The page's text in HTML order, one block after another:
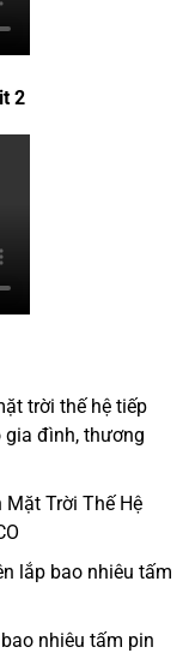
2
trời thế hệ tiếp
gia đình, thương
Mặt Trời Thế Hệ
lắp bao nhiêu tấm
nhiêu tấm pin